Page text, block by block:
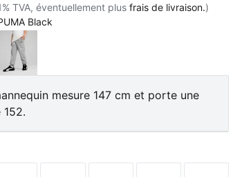
TVA, éventuellement plusfrais de livraison.)
Black
Medium Gray Heather
mesure 147 cm et porte une
152.